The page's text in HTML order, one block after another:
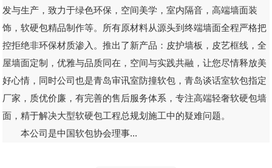
发与生产，致力于绿色环保，空间美学，室内隔音，高端墙面装
饰，软硬包精品制作等。所有原材料从源头到终端墙面全程严格把
控拒绝非环保材质渗入。推出了新产品：皮护墙板，皮艺框线，全
屋墙面定制，优雅与品质同在，空间与实践共融，让您尽情释放美
好心情，同时公司也是青岛审讯室防撞软包，青岛谈话室软包指定
厂家，质优价廉，有完善的售后服务体系，专注高端轻奢软硬包墙
面，精于解决大型软硬包工程总规划施工中的疑难问题。
本公司是中国软包协会理事...